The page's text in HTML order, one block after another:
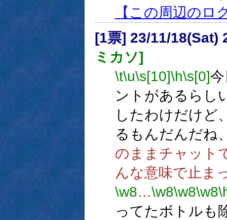
【この周辺のロ
[1票] 23/11/18(Sat)
ミカソ]
\t\u\s[10]\h\s[0]
ントがあるらし
したわけだけど
るもんだんだね
のままチャット
んな意味で止ま
\w8…\w8\w8\w8
ってたボトルも